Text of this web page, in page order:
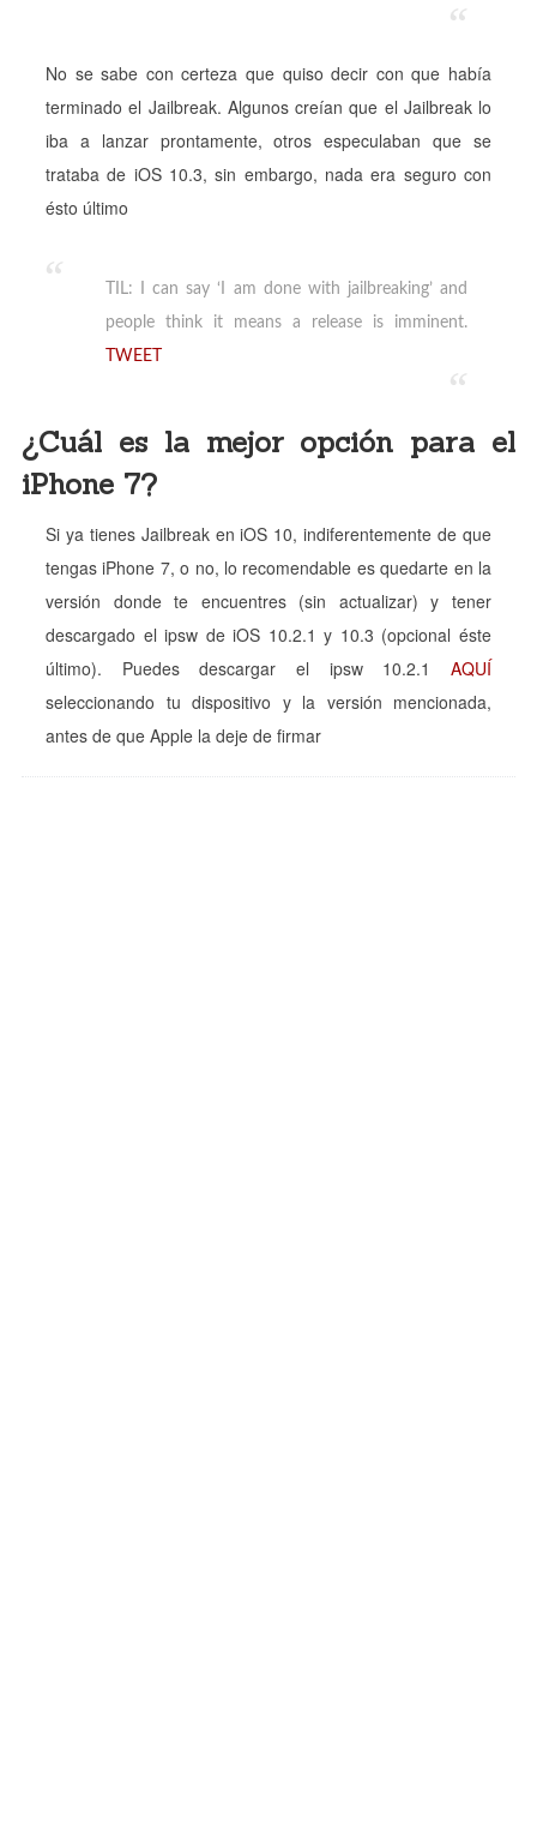
No se sabe con certeza que quiso decir con que había
terminado el Jailbreak. Algunos creían que el Jailbreak lo
iba a lanzar prontamente, otros especulaban que se
trataba de iOS 10.3, sin embargo, nada era seguro con
ésto último
TIL: I can say ‘I am done with jailbreaking’ and
people think it means a release is imminent.
TWEET
¿Cuál es la mejor opción para el
iPhone 7?
Si ya tienes Jailbreak en iOS 10, indiferentemente de que
tengas iPhone 7, o no, lo recomendable es quedarte en la
versión donde te encuentres (sin actualizar) y tener
descargado el ipsw de iOS 10.2.1 y 10.3 (opcional éste
último). Puedes descargar el ipsw 10.2.1 AQUÍ
seleccionando tu dispositivo y la versión mencionada,
antes de que Apple la deje de firmar